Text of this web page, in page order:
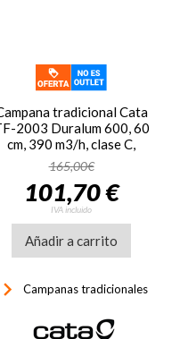
tradicional Cata
2003 Duralum 600, 60
cm, 390 m3/h, clase C,
57dB, 2 velocidades, ref.
02017305, inox
165,00€
101,70 €
IVA incluido
Añadir a carrito
keyboard_arrow_right Campanas tradicionales